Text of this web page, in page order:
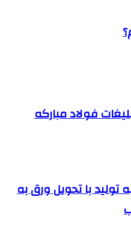
فولاد مبارکه
تولید با تحویل ورق به